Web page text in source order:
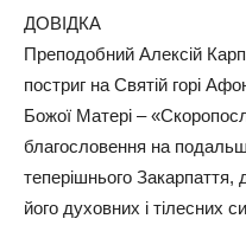
ДОВІДКА
Преподобний Алексій
постриг на Святій горі
Божої Матері –
благословення на
теперішнього Закарпаття,
його духовних і тілесних